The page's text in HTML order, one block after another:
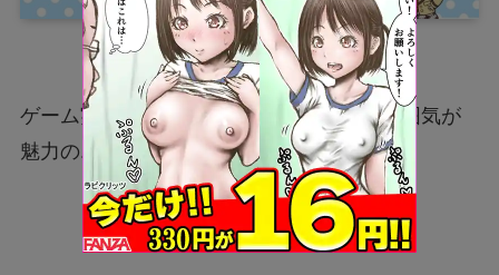
ゲーム実況や雑談メインで、落ち着いた雰囲気が
魅力のエトラさん。